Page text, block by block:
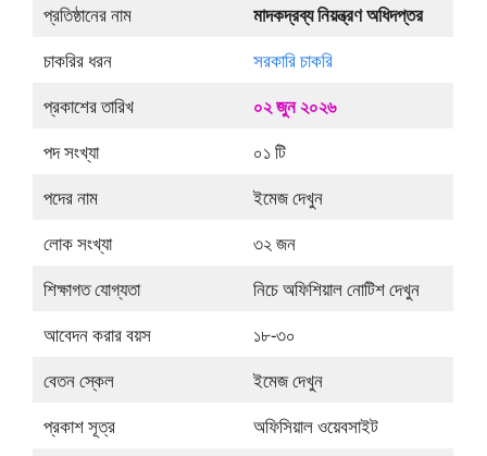
প্রতিষ্ঠানের নাম
মাদকদ্রব্য নিয়ন্ত্রণ অধিদপ্তর
চাকরির ধরন
সরকারি চাকরি
প্রকাশের তারিখ
০২ জুন ২০২৬
পদ সংখ্যা
০১ টি
পদের নাম
ইমেজ দেখুন
লোক সংখ্যা
৩২ জন
শিক্ষাগত যোগ্যতা
নিচে অফিশিয়াল নোটিশ দেখুন
আবেদন করার বয়স
১৮-৩০
বেতন স্কেল
ইমেজ দেখুন
প্রকাশ সূত্র
অফিসিয়াল ওয়েবসাইট